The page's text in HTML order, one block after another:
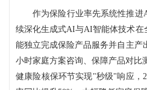
作为保险行业率先系统性推进
续深化生成式AI与AI智能体技术在
能独立完成保险产品服务并自主产
小时家庭方案咨询、保障产品对比
健康险核保环节实现"秒级"响应，